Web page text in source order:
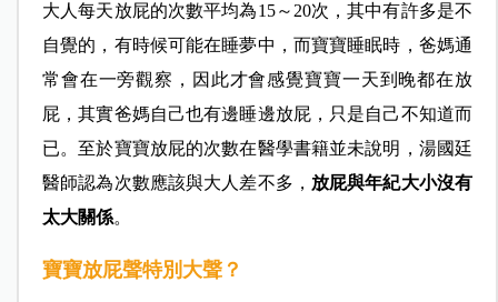
大人每天放屁的次數平均為15～20次，其中有許多是不
自覺的，有時候可能在睡夢中，而寶寶睡眠時，爸媽通
常會在一旁觀察，因此才會感覺寶寶一天到晚都在放
屁，其實爸媽自己也有邊睡邊放屁，只是自己不知道而
已。至於寶寶放屁的次數在醫學書籍並未說明，湯國廷
醫師認為次數應該與大人差不多， 放屁與年紀大小沒有
太大關係。
寶寶放屁聲特別大聲？